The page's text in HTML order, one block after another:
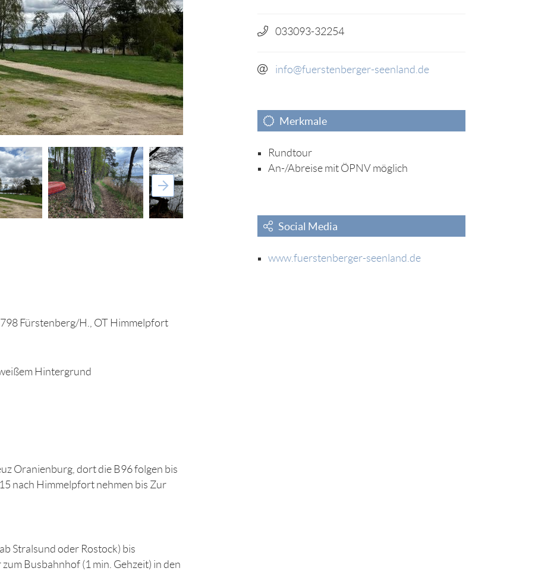
Fürstenberg/H., OT Himmelpfort
Hintergrund
Oranienburg, dort die B96 folgen bis
nach Himmelpfort nehmen bis Zur
Stralsund oder Rostock) bis
Busbahnhof (1 min. Gehzeit) in den
033093-32254
info@fuerstenberger-seenland.de
Merkmale
Rundtour
An-/Abreise mit ÖPNV möglich
Social Media
www.fuerstenberger-seenland.de